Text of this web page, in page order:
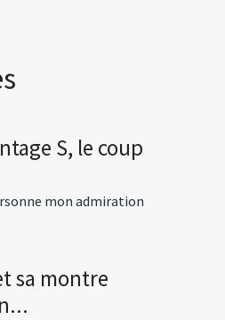
S, le coup
mon admiration
sa montre